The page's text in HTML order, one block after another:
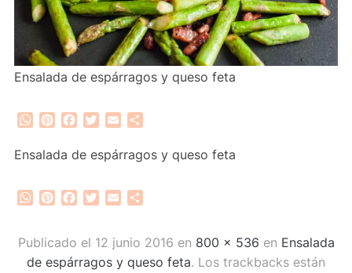
Ensalada de espárragos y queso feta
WhatsApp
PinterestFacebook
Twitter
Email
Ensalada de espárragos y queso feta
WhatsApp
PinterestFacebook
Twitter
Email
Publicado el 12 junio 2016 en 800 × 536 en Ensalada
de espárragos y queso feta. Los trackbacks están